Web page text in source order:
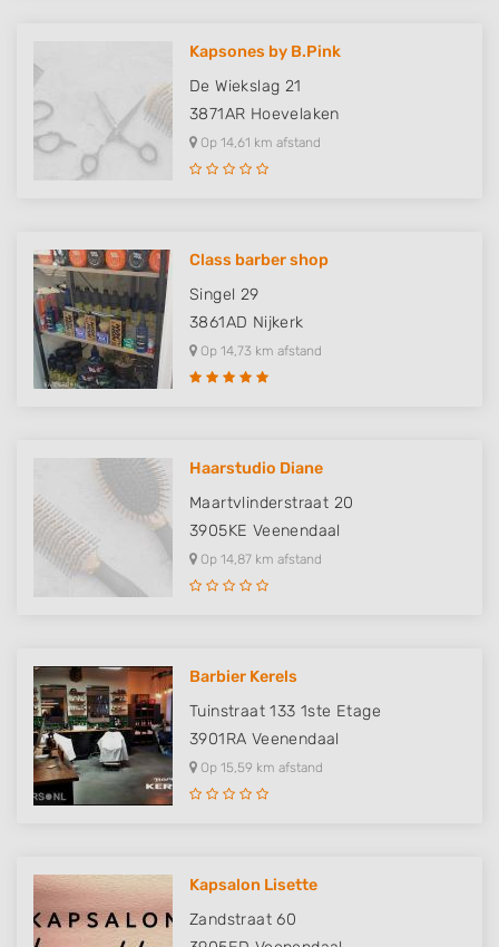
Kapsones by B.Pink
De Wiekslag 21
3871AR Hoevelaken
Op 14,61 km afstand
Class barber shop
Singel 29
3861AD Nijkerk
Op 14,73 km afstand
Haarstudio Diane
Maartvlinderstraat 20
3905KE Veenendaal
Op 14,87 km afstand
Barbier Kerels
Tuinstraat 133 1ste Etage
3901RA Veenendaal
Op 15,59 km afstand
Kapsalon Lisette
Zandstraat 60